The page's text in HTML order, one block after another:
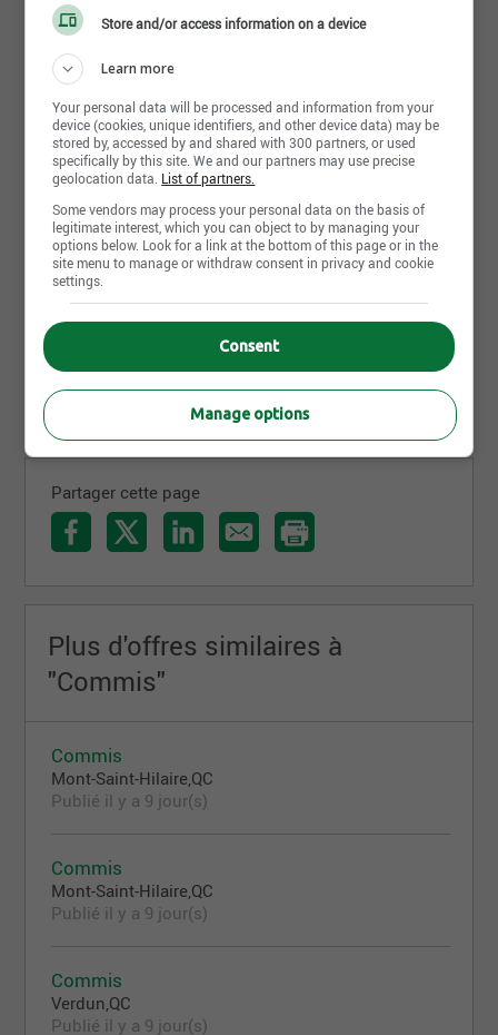
Postuler maintenant
D'autres offres de IGA Alimentation Raymond Rousseau inc.
qui pourraient t'intéresser
Offre d'emploi | Commis | Québec,QC
Offre d'emploi | Commis | Québec,QC
Offre d'emploi | Caissier/Caissière | Québec,QC
Partager cette page
Plus d'offres similaires à
"Commis"
Commis
Mont-Saint-Hilaire,QC
Publié il y a 9 jour(s)
Commis
Mont-Saint-Hilaire,QC
Publié il y a 9 jour(s)
Commis
Verdun,QC
Publié il y a 9 jour(s)
Store and/or access information on a device
Learn more
Your personal data will be processed and information from your
device (cookies, unique identifiers, and other device data) may be
stored by, accessed by and shared with 300 partners, or used
specifically by this site. We and our partners may use precise
geolocation data. List of partners.
Some vendors may process your personal data on the basis of
legitimate interest, which you can object to by managing your
options below. Look for a link at the bottom of this page or in the
site menu to manage or withdraw consent in privacy and cookie
settings.
Consent
Manage options